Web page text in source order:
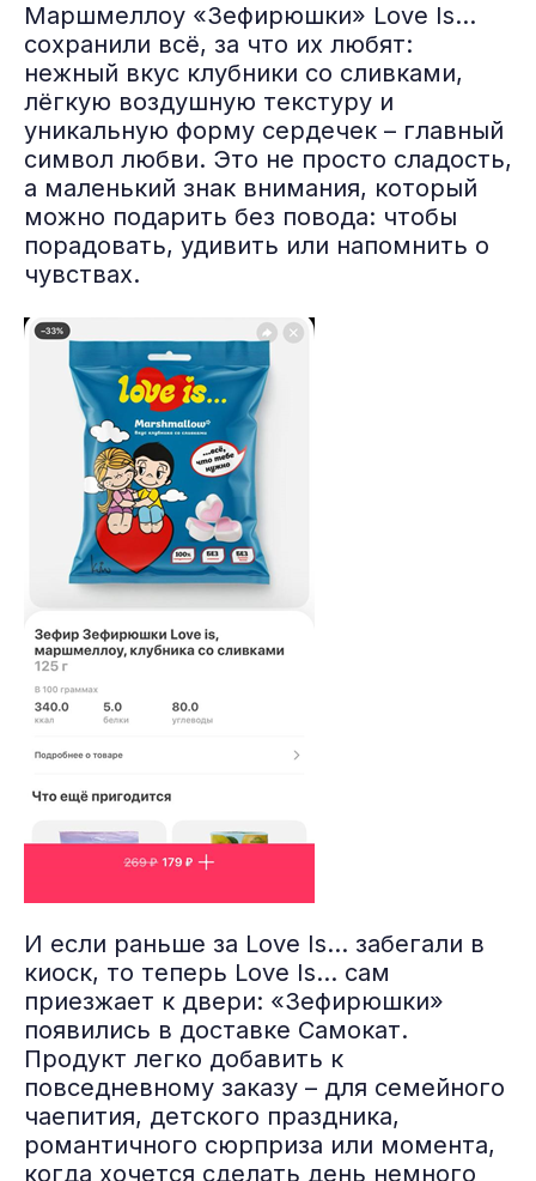
Маршмеллоу «Зефирюшки» Love Is…
сохранили всё, за что их любят:
нежный вкус клубники со сливками,
лёгкую воздушную текстуру и
уникальную форму сердечек – главный
символ любви. Это не просто сладость,
а маленький знак внимания, который
можно подарить без повода: чтобы
порадовать, удивить или напомнить о
чувствах.
И если раньше за Love Is… забегали в
киоск, то теперь Love Is… сам
приезжает к двери: «Зефирюшки»
появились в доставке Самокат.
Продукт легко добавить к
повседневному заказу – для семейного
чаепития, детского праздника,
романтичного сюрприза или момента,
когда хочется сделать день немного